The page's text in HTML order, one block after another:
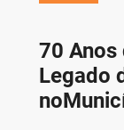
70 Anos
Legado